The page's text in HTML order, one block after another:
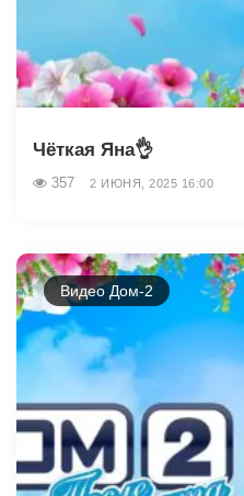
Чёткая Яна👌
357 2 ИЮНЯ, 2025 16:00
Видео Дом-2